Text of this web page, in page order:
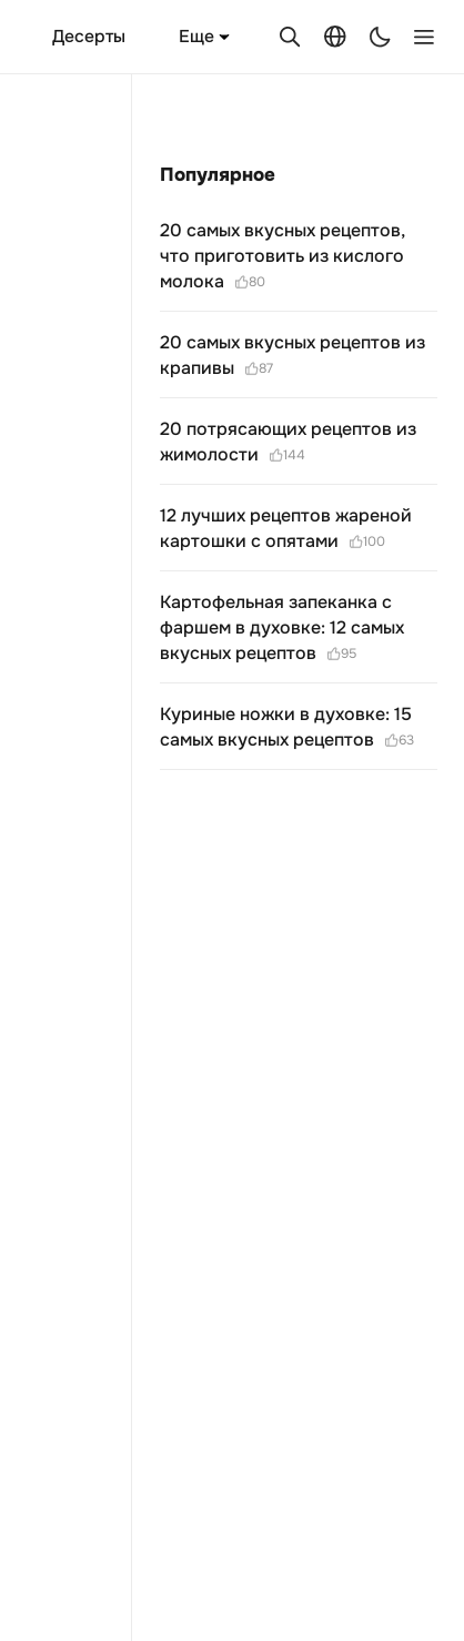
Десерты Еще
Популярное
20 самых вкусных рецептов,
что приготовить из кислого
молока
80
20 самых вкусных рецептов из
крапивы
87
20 потрясающих рецептов из
жимолости
144
12 лучших рецептов жареной
картошки с опятами
100
Картофельная запеканка с
фаршем в духовке: 12 самых
вкусных рецептов
95
Куриные ножки в духовке: 15
самых вкусных рецептов
63